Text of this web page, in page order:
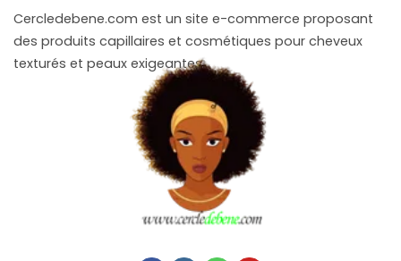
Cercledebene.com est un site e-commerce proposant
des produits capillaires et cosmétiques pour cheveux
texturés et peaux exigeantes.